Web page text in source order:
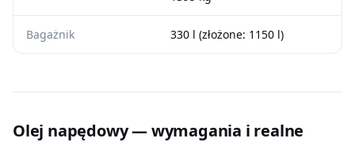
Bagażnik 330 l (złożone: 1150 l)
Olej napędowy — wymagania i realne